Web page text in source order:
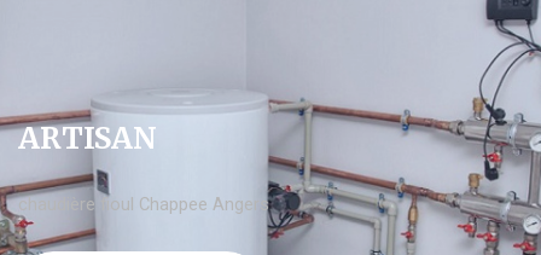
ARTISAN
chaudière fioul Chappee Angers